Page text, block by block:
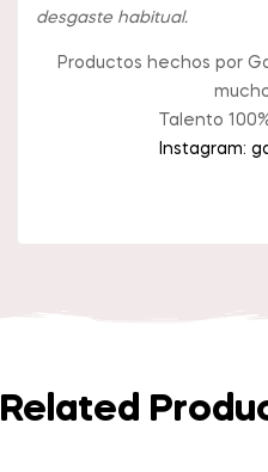
desgaste habitual.
Productos hechos por
Talento
Instagram:
Related